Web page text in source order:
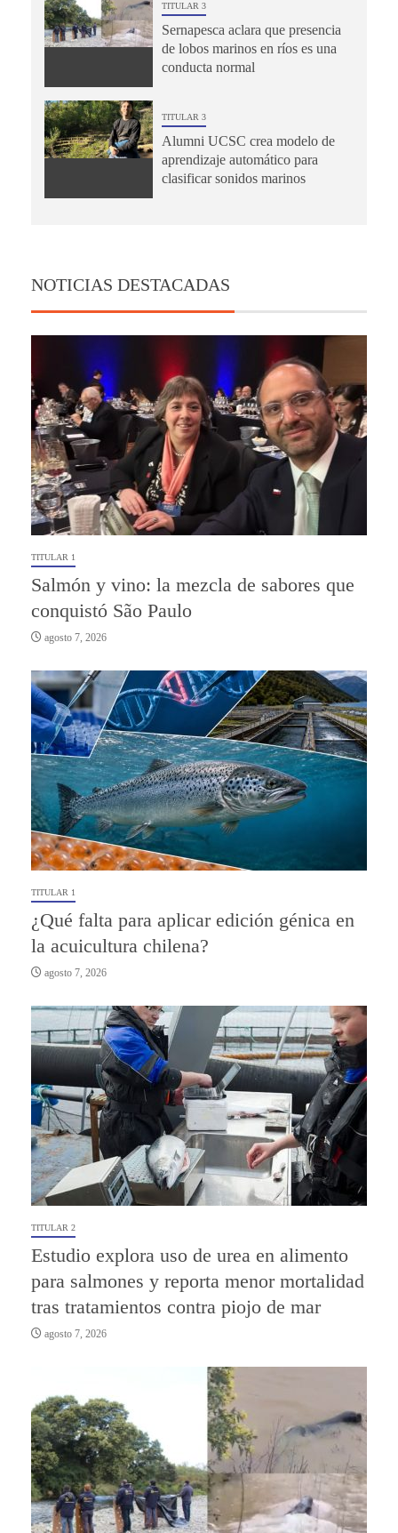
TITULAR 3
Sernapesca aclara que presencia
de lobos marinos en ríos es una
conducta normal
TITULAR 3
Alumni UCSC crea modelo de
aprendizaje automático para
clasificar sonidos marinos
NOTICIAS DESTACADAS
TITULAR 1
Salmón y vino: la mezcla de sabores que
conquistó São Paulo
agosto 7, 2026
TITULAR 1
¿Qué falta para aplicar edición génica en
la acuicultura chilena?
agosto 7, 2026
TITULAR 2
Estudio explora uso de urea en alimento
para salmones y reporta menor mortalidad
tras tratamientos contra piojo de mar
agosto 7, 2026